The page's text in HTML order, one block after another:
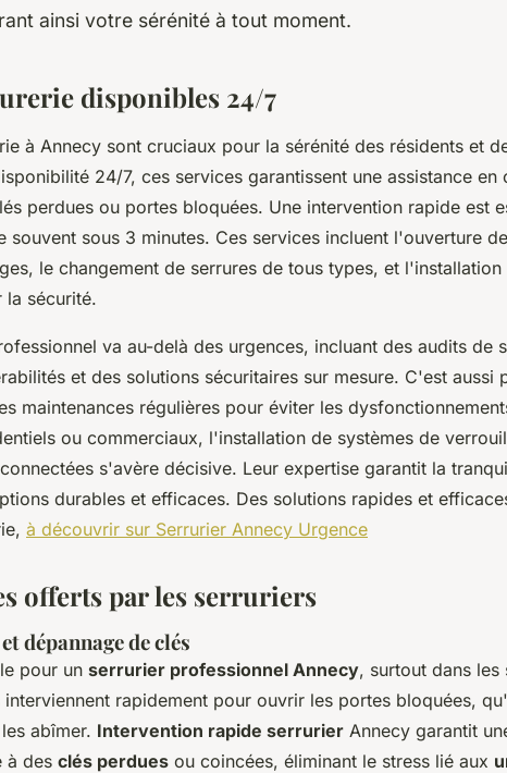
ainsi votre sérénité à tout moment.
disponibles 24/7
à Annecy sont cruciaux pour la sérénité des résidents et
24/7, ces services garantissent une assistance en
perdues ou portes bloquées. Une intervention rapide est
souvent sous 3 minutes. Ces services incluent l'ouverture
le changement de serrures de tous types, et
la sécurité.
va au-delà des urgences, incluant des audits de
et des solutions sécuritaires sur mesure. C'est aussi
maintenances régulières pour éviter les
ou commerciaux, l'installation de systèmes de
s'avère décisive. Leur expertise garantit la
durables et efficaces. Des solutions rapides et
à découvrir sur Serrurier Annecy Urgence
offerts par les serruriers
dépannage de clés
pour un serrurier professionnel Annecy, surtout dans les
rapidement pour ouvrir les portes bloquées,
abîmer. Intervention rapide serrurier Annecy garantit
à des clés perdues ou coincées, éliminant le stress lié aux